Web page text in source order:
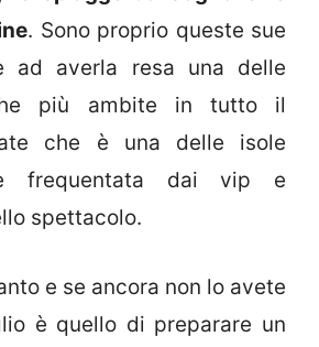
. Sono proprio queste sue
ad averla resa una delle
più ambite in tutto il
che è una delle isole
frequentata dai vip e
spettacolo.
e se ancora non lo avete
è quello di preparare un